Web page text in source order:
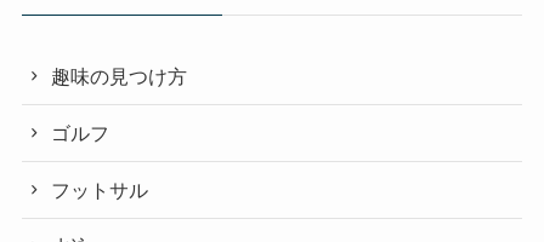
趣味の見つけ方
ゴルフ
フットサル